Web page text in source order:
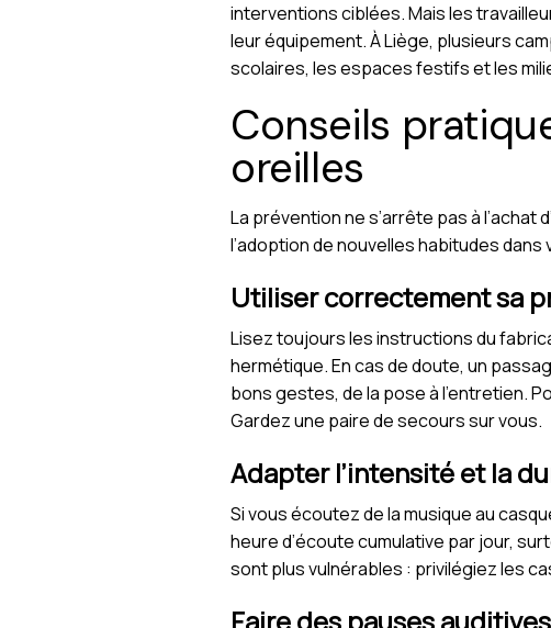
interventions ciblées. Mais les
leur équipement. À Liège, plusieurs
scolaires, les espaces festifs et les
Conseils
oreilles
La prévention ne s’arrête pas à
l’adoption de nouvelles habitudes
Utiliser correctement sa
Lisez toujours les instructions du
hermétique. En cas de doute, un
bons gestes, de la pose à l’entretien.
Gardez une paire de secours sur vous.
Adapter l’intensité et la
Si vous écoutez de la musique au
heure d’écoute cumulative par jour,
sont plus vulnérables : privilégiez les